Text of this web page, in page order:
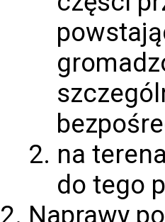
na
do tego
Naprawy